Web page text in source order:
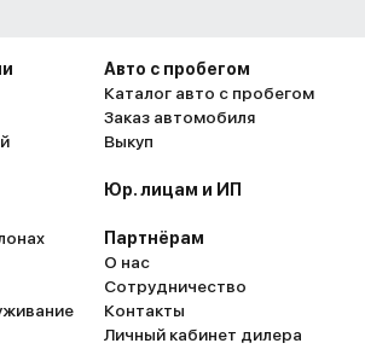
Авто с пробегом
Каталог авто с пробегом
Заказ автомобиля
Выкуп
Юр. лицам и ИП
Партнёрам
О нас
Сотрудничество
Контакты
Личный кабинет дилера